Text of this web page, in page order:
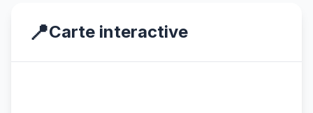
📍Carte interactive